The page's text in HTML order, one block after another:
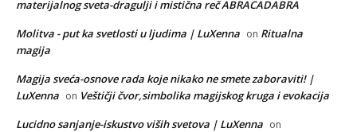
materijalnog sveta-dragulji i mistična reč ABRACADABRA
Molitva - put ka svetlosti u ljudima | LuXenna on Ritualna
magija
Magija sveća-osnove rada koje nikako ne smete zaboraviti! |
LuXenna on Veštičji čvor,simbolika magijskog kruga i evokacija
Lucidno sanjanje-iskustvo viših svetova | LuXenna on